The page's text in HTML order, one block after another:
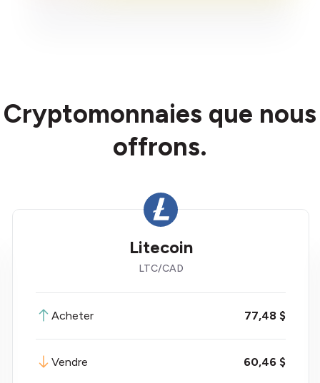
Cryptomonnaies que nous
offrons.
Litecoin
LTC/CAD
Acheter 77,48 $
Vendre 60,46 $